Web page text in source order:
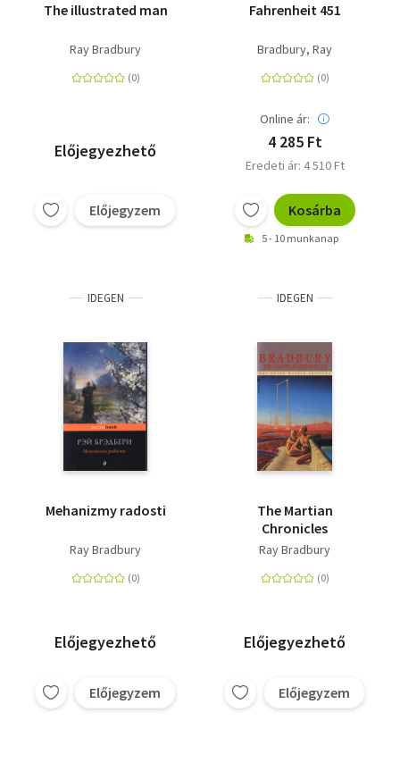
The illustrated man
Ray Bradbury
Előjegyezhető
Előjegyzem
Fahrenheit 451
Bradbury, Ray
Online ár:
4 285 Ft
Eredeti ár: 4 510 Ft
Kosárba
5 - 10 munkanap
IDEGEN
Mehanizmy radosti
Ray Bradbury
Előjegyezhető
Előjegyzem
IDEGEN
The Martian
Chronicles
Ray Bradbury
Előjegyezhető
Előjegyzem